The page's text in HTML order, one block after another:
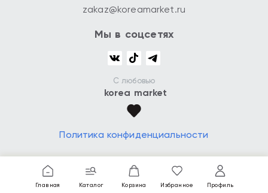
Главная Каталог Корзина Избранное Профиль
zakaz@koreamarket.ru
Мы в соцсетях
С любовью
korea market
Политика конфиденциальности